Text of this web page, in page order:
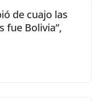
de cuajo las
fue Bolivia”,